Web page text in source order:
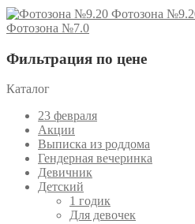
Фотозона
Фотозона №7.0
Фильтрация по цене
Каталог
23 февраля
Акции
Выписка из роддома
Гендерная вечеринка
Девичник
Детский
1 годик
Для девочек